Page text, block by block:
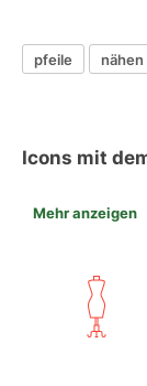
pfeile nähen
Icons mit
Mehr anzeigen